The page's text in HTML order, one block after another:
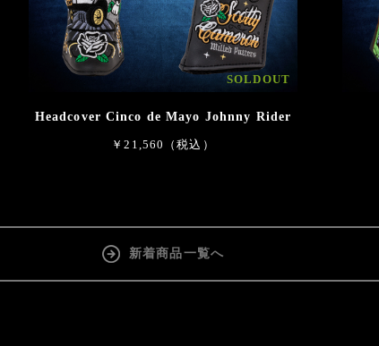
SOLDOUT
Headcover Cinco de Mayo Johnny Rider
￥21,560（税込）
新着商品一覧へ